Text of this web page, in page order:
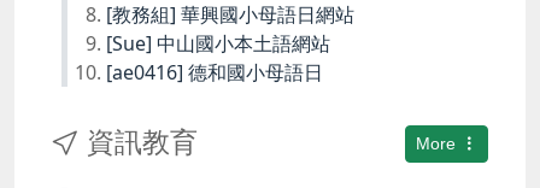
[教務組] 華興國小母語日網站
[Sue] 中山國小本土語網站
[ae0416] 德和國小母語日
More
資訊教育